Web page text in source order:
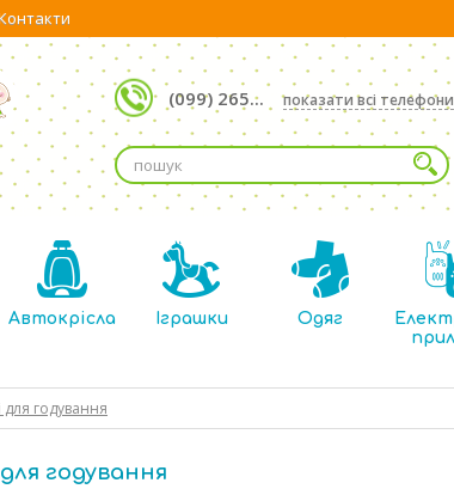
(099) 265... показати всі телефони
Автокрісла Іграшки Одяг
для годування
годування